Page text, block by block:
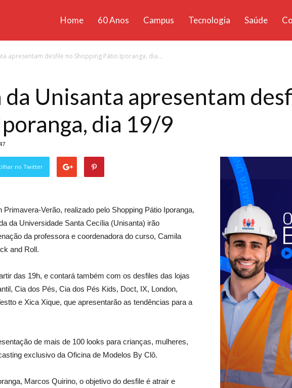
Home 60 Anos Campus Tecnologia Saúde
apresentam desfile no Shopping Pátio Iporanga, dia...
Unisanta apresentam
dia 19/9
no Twitter
Verão, realizado pelo Shopping Pátio Iporanga,
da Universidade Santa Cecília (Unisanta) irão
da professora e coordenadora do curso, Camila
and Roll.
das 19h, e contará também com os desfiles das lojas
Cia dos Pés, Cia dos Pés Kids, Doct, IX, London,
e Xica Xique, que apresentarão as tendências para a
de mais de 100 looks para crianças, mulheres,
exclusivo da Oficina de Modelos By Clô.
Marcos Quirino, o objetivo do desfile é atrair e